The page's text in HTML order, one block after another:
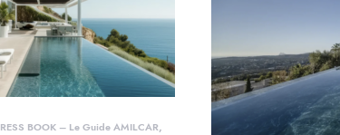
BOOK – Le Guide AMILCAR